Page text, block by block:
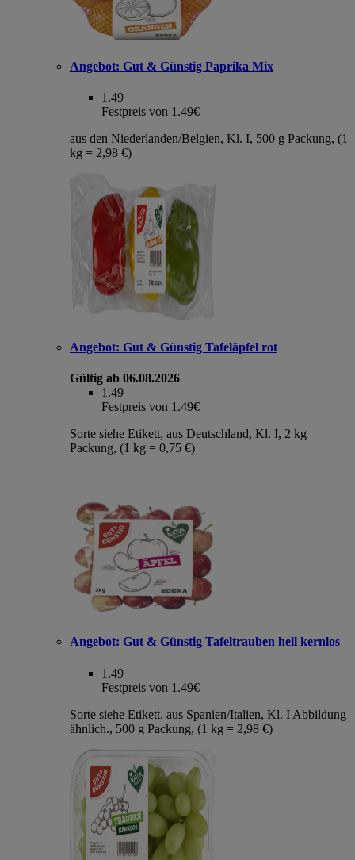
Angebot: Gut & Günstig Paprika Mix
1.49
Festpreis von 1.49€
aus den Niederlanden/Belgien, Kl. I, 500 g Packung, (1
kg = 2,98 €)
Angebot: Gut & Günstig Tafeläpfel rot
Gültig ab 06.08.2026
1.49
Festpreis von 1.49€
Sorte siehe Etikett, aus Deutschland, Kl. I, 2 kg
Packung, (1 kg = 0,75 €)
Angebot: Gut & Günstig Tafeltrauben hell kernlos
1.49
Festpreis von 1.49€
Sorte siehe Etikett, aus Spanien/Italien, Kl. I Abbildung
ähnlich., 500 g Packung, (1 kg = 2,98 €)